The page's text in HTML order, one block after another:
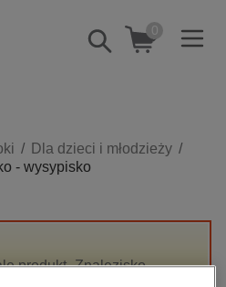
Pokaż/schowaj
wyszukiwarkę
0
wnętrz
Dla dzieci i młodzieży
- wysypisko
produkt „Znalezisko -